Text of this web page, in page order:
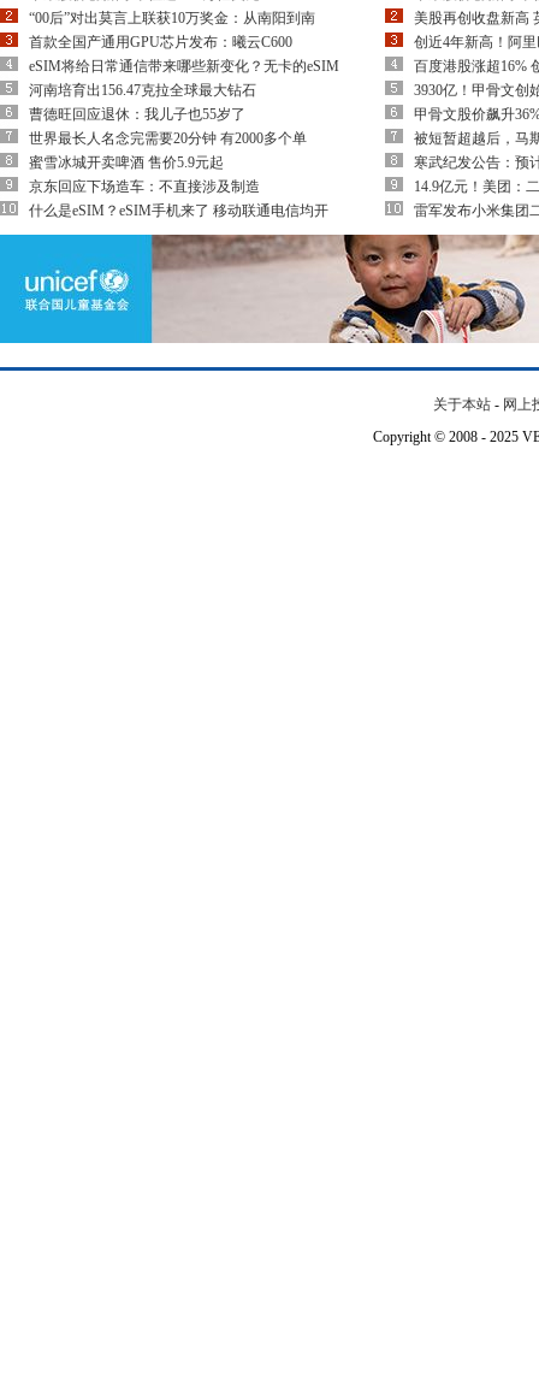
“00后”对出莫言上联获10万奖金：从南阳到南
首款全国产通用GPU芯片发布：曦云C600
eSIM将给日常通信带来哪些新变化？无卡的eSIM
河南培育出156.47克拉全球最大钻石
曹德旺回应退休：我儿子也55岁了
世界最长人名念完需要20分钟 有2000多个单
蜜雪冰城开卖啤酒 售价5.9元起
京东回应下场造车：不直接涉及制造
什么是eSIM？eSIM手机来了 移动联通电信均开
美股再创收盘新高
创近4年新高！阿
百度港股涨超16%
3930亿！甲骨文创
甲骨文股价飙升
被短暂超越后，马
寒武纪发公告：预
14.9亿元！美团：
雷军发布小米集团
关于本站 - 网上
Copyright © 2008 - 2025